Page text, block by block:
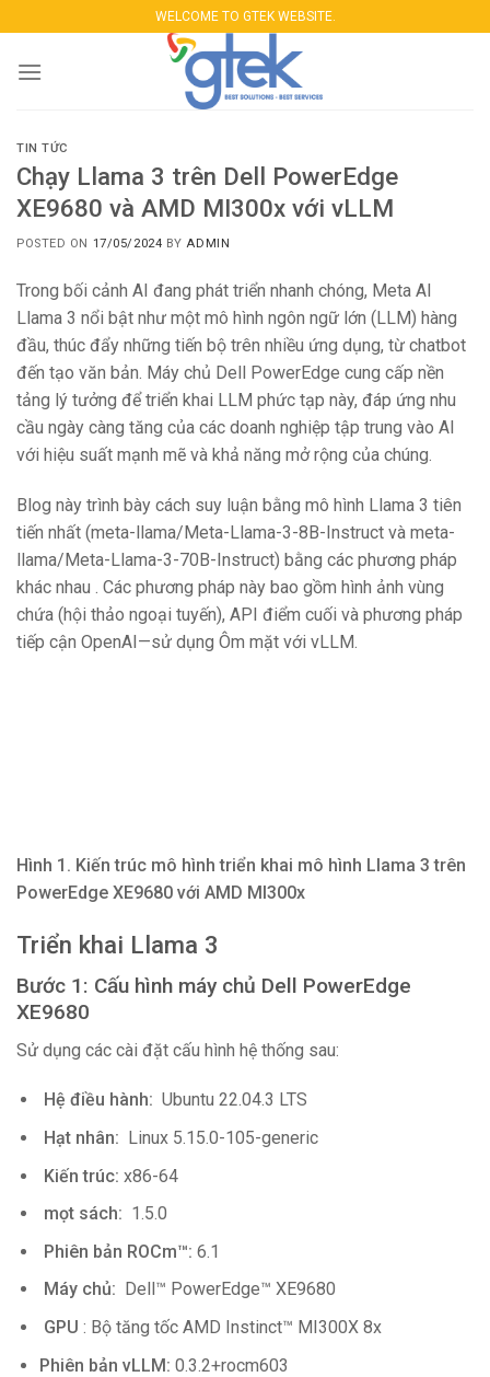
content
WELCOME TO GTEK WEBSITE.
TIN TỨC
Chạy Llama 3 trên Dell PowerEdge
XE9680 và AMD MI300x với vLLM
POSTED ON 17/05/2024 BYADMIN
Trong bối cảnh AI đang phát triển nhanh chóng, Meta AI
Llama 3 nổi bật như một mô hình ngôn ngữ lớn (LLM) hàng
đầu, thúc đẩy những tiến bộ trên nhiều ứng dụng, từ chatbot
đến tạo văn bản. Máy chủ Dell PowerEdge cung cấp nền
tảng lý tưởng để triển khai LLM phức tạp này, đáp ứng nhu
cầu ngày càng tăng của các doanh nghiệp tập trung vào AI
với hiệu suất mạnh mẽ và khả năng mở rộng của chúng.
Blog này trình bày cách suy luận bằng mô hình Llama 3 tiên
tiến nhất (meta-llama/Meta-Llama-3-8B-Instruct và meta-
llama/Meta-Llama-3-70B-Instruct) bằng các phương pháp
khác nhau . Các phương pháp này bao gồm hình ảnh vùng
chứa (hội thảo ngoại tuyến), API điểm cuối và phương pháp
tiếp cận OpenAI—sử dụng Ôm mặt với vLLM.
Hình 1. Kiến trúc mô hình triển khai mô hình Llama 3 trên
PowerEdge XE9680 với AMD MI300x
Triển khai Llama 3
Bước 1: Cấu hình máy chủ Dell PowerEdge
XE9680
Sử dụng các cài đặt cấu hình hệ thống sau:
Hệ điều hành: Ubuntu 22.04.3 LTS
Hạt nhân: Linux 5.15.0-105-generic
Kiến trúc: x86-64
mọt sách: 1.5.0
Phiên bản ROCm™: 6.1
Máy chủ:
Dell™ PowerEdge™ XE9680
GPU : Bộ tăng tốc AMD Instinct™ MI300X 8x
Phiên bản vLLM: 0.3.2+rocm603